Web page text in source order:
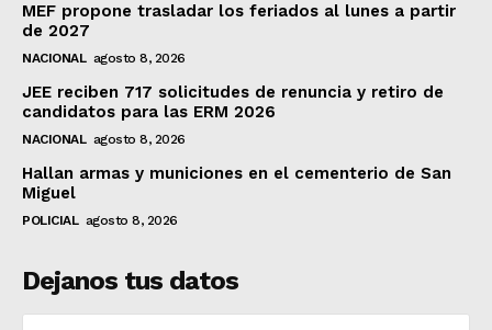
MEF propone trasladar los feriados al lunes a partir
de 2027
NACIONAL agosto 8, 2026
JEE reciben 717 solicitudes de renuncia y retiro de
candidatos para las ERM 2026
NACIONAL agosto 8, 2026
Hallan armas y municiones en el cementerio de San
Miguel
POLICIAL agosto 8, 2026
Dejanos tus datos